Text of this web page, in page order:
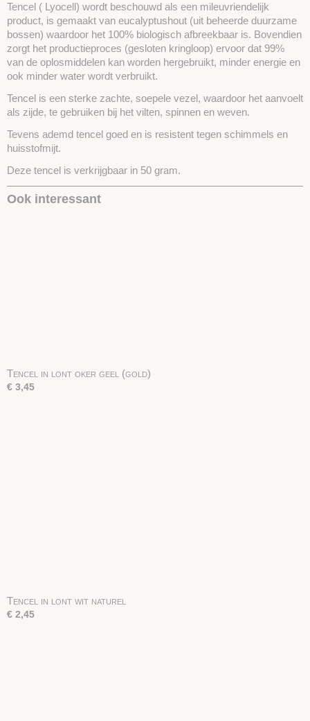
Tencel ( Lyocell) wordt beschouwd als een mileuvriendelijk
product, is gemaakt van eucalyptushout (uit beheerde duurzame
bossen) waardoor het 100% biologisch afbreekbaar is. Bovendien
zorgt het productieproces (gesloten kringloop) ervoor dat 99%
van de oplosmiddelen kan worden hergebruikt, minder energie en
ook minder water wordt verbruikt.
Tencel is een sterke zachte, soepele vezel, waardoor het aanvoelt
als zijde, te gebruiken bij het vilten, spinnen en weven.
Tevens ademd tencel goed en is resistent tegen schimmels en
huisstofmijt.
Deze tencel is verkrijgbaar in 50 gram.
Ook interessant
Tencel in lont oker geel (gold)
€ 3,45
Tencel in lont wit naturel
€ 2,45